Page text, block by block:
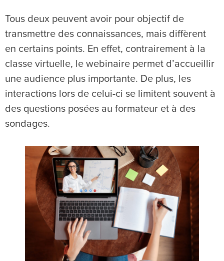
Tous deux peuvent avoir pour objectif de
transmettre des connaissances, mais diffèrent
en certains points. En effet, contrairement à la
classe virtuelle, le webinaire permet d’accueillir
une audience plus importante. De plus, les
interactions lors de celui-ci se limitent souvent à
des questions posées au formateur et à des
sondages.